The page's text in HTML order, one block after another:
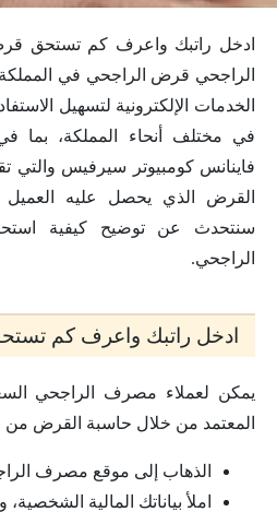
ادخل راتبك واعرف كم تستحق
الراجحي قرض الراجحي في المملكة
الخدمات الإلكترونية لتسهيل
في مختلف أنحاء المملكة، بما
فاينانس كومبيوتر سيرفيس والتي
القرض الذي يحصل عليه العميل
سنتحدث عن توضيح كيفية
الراجحي.
ادخل راتبك واعرف كم
يمكن لعملاء مصرف الراجحي
المعتمد من خلال حاسبة القرض من
الذهاب إلى موقع مصرف
املأ بياناتك المالية